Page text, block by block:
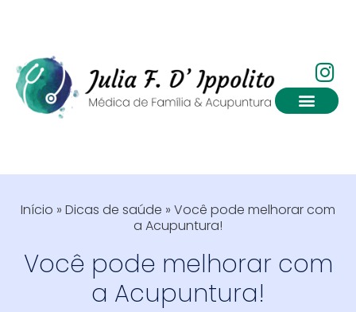
Início » Dicas de saúde » Você pode melhorar com
a Acupuntura!
Você pode melhorar com
a Acupuntura!